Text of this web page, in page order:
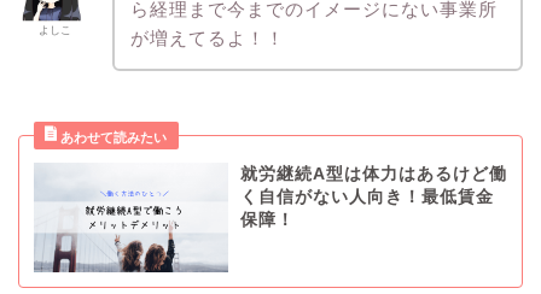
よしこ
ら経理まで今までのイメージにない事業所
が増えてるよ！！
就労継続A型は体力はあるけど働
く自信がない人向き！最低賃金
保障！